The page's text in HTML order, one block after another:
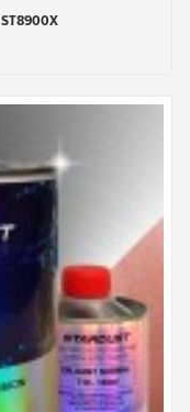
ST8900X